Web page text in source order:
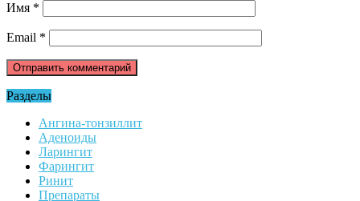
Имя *
Email *
Разделы
Ангина-тонзиллит
Аденоиды
Ларингит
Фарингит
Ринит
Препараты